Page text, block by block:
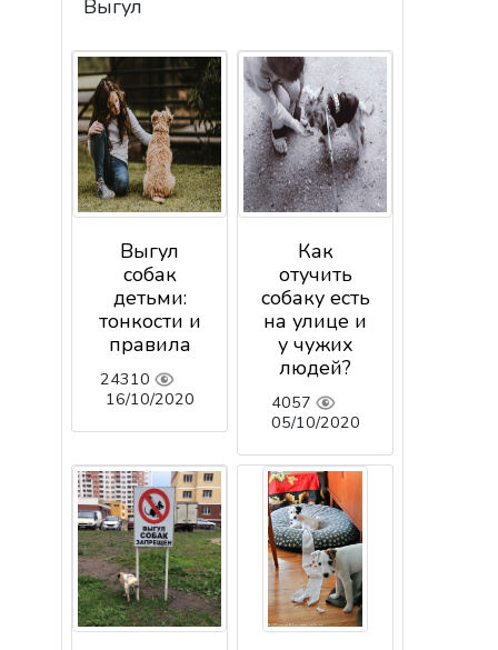
Выгул
Выгул
собак
детьми:
тонкости и
правила
24310
16/10/2020
Как
отучить
собаку есть
на улице и
у чужих
людей?
4057
05/10/2020